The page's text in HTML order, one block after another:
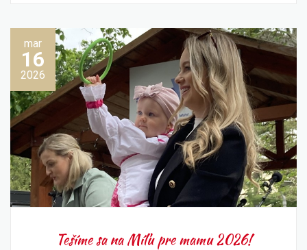
mar
16
2026
Tešíme sa na Míľu pre mamu 2026!